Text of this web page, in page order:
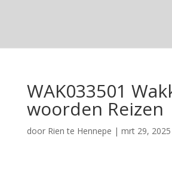
WAK033501
woorden Reizen
door Rien te Hennepe | mrt 29, 2025